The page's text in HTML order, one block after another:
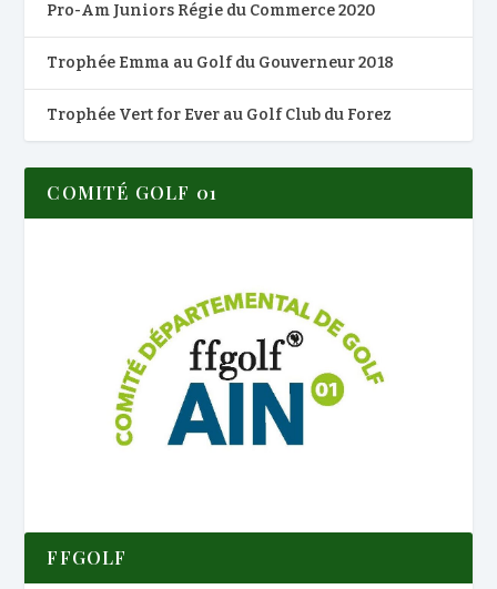
Pro-Am Juniors Régie du Commerce 2020
Trophée Emma au Golf du Gouverneur 2018
Trophée Vert for Ever au Golf Club du Forez
COMITÉ GOLF 01
FFGOLF